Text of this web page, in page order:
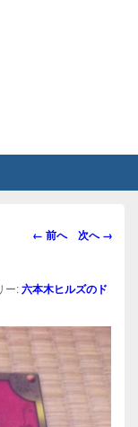
画
ビ
ー
シ
ョ
ン
← 前へ 次へ →
ー:六本木ヒルズのド